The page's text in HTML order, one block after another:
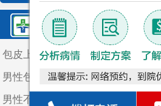
鲤泉·最新文章
包皮上长个红颗粒
男性包皮有什么危害
男性不割包皮会咋样